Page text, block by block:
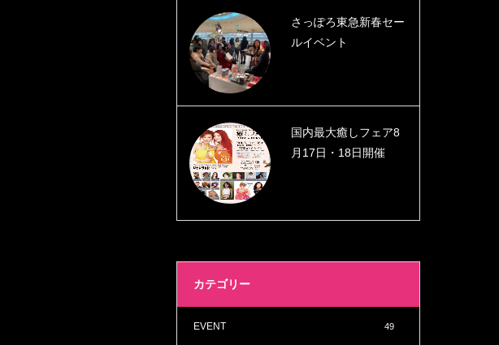
さっぽろ東急新春セー
ルイベント
国内最大癒しフェア8
月17日・18日開催
カテゴリー
EVENT 49